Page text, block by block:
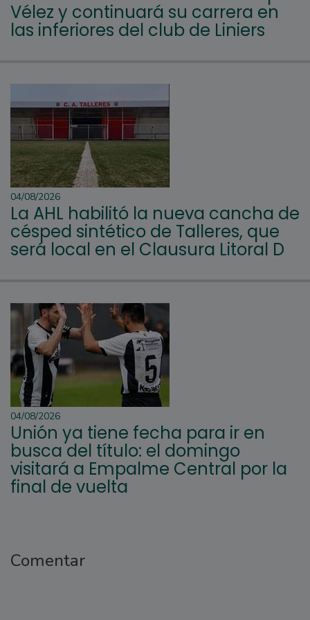
Vélez y continuará su carrera en
las inferiores del club de Liniers
04/08/2026
La AHL habilitó la nueva cancha de
césped sintético de Talleres, que
será local en el Clausura Litoral D
04/08/2026
Unión ya tiene fecha para ir en
busca del título: el domingo
visitará a Empalme Central por la
final de vuelta
Comentar